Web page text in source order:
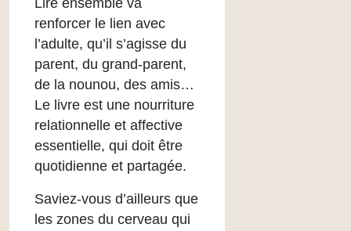
Lire ensemble va
renforcer le lien avec
l’adulte, qu’il s’agisse du
parent, du grand-parent,
de la nounou, des amis…
Le livre est une nourriture
relationnelle et affective
essentielle, qui doit être
quotidienne et partagée.
Saviez-vous d’ailleurs que
les zones du cerveau qui